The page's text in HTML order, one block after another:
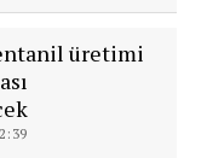
üretimi